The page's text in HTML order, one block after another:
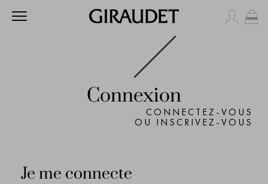
Connexion
CONNECTEZ-VOUS
OU INSCRIVEZ-VOUS
Je me connecte